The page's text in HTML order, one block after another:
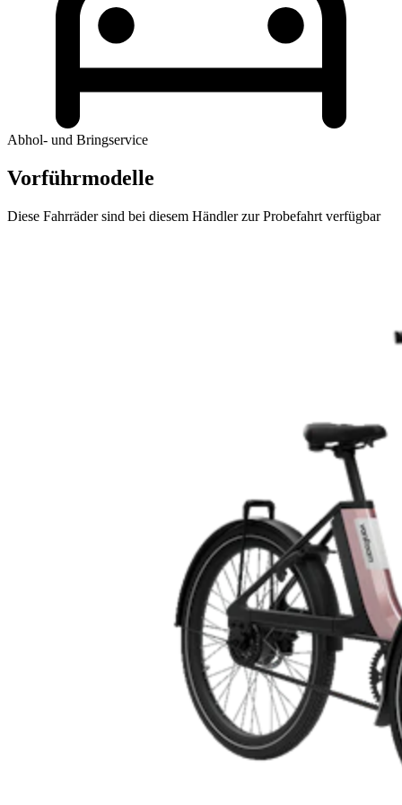
Abhol- und Bringservice
Vorführmodelle
Diese Fahrräder sind bei diesem Händler zur Probefahrt verfügbar